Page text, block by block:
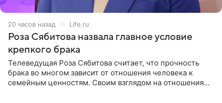
20 часов назад Life.ru
Роза Сябитова назвала главное условие
крепкого брака
Телеведущая Роза Сябитова считает, что прочность
брака во многом зависит от отношения человека к
семейным ценностям. Своим взглядом на отношения